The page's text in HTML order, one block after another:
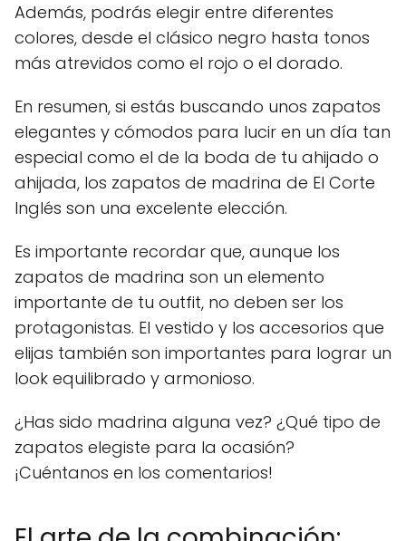
Además, podrás elegir entre diferentes
colores, desde el clásico negro hasta tonos
más atrevidos como el rojo o el dorado.
En resumen, si estás buscando unos zapatos
elegantes y cómodos para lucir en un día tan
especial como el de la boda de tu ahijado o
ahijada, los zapatos de madrina de El Corte
Inglés son una excelente elección.
Es importante recordar que, aunque los
zapatos de madrina son un elemento
importante de tu outfit, no deben ser los
protagonistas. El vestido y los accesorios que
elijas también son importantes para lograr un
look equilibrado y armonioso.
¿Has sido madrina alguna vez? ¿Qué tipo de
zapatos elegiste para la ocasión?
¡Cuéntanos en los comentarios!